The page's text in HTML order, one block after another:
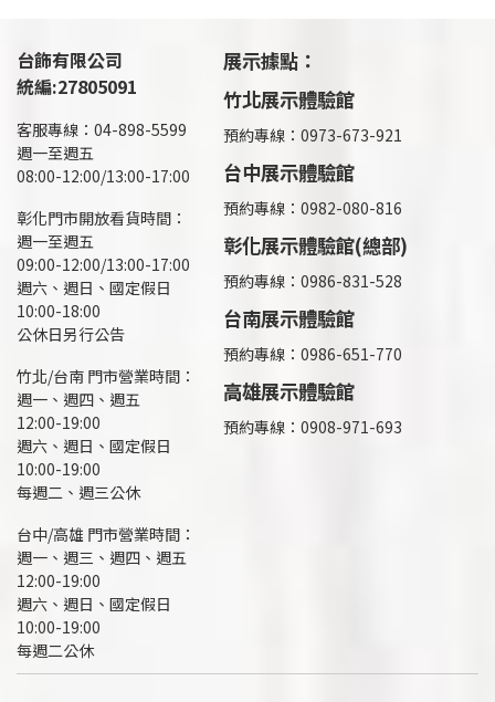
台飾有限公司
統編:27805091
客服專線：04-898-5599
週一至週五
08:00-12:00/13:00-17:00
彰化門市開放看貨時間：
週一至週五
09:00-12:00/13:00-17:00
週六、週日、國定假日
10:00-18:00
公休日另行公告
竹北/台南 門市營業時間：
週一、週四、週五
12:00-19:00
週六、週日、國定假日
10:00-19:00
每週二、週三公休
台中/高雄 門市營業時間：
週一、週三、週四、週五
12:00-19:00
週六、週日、國定假日
10:00-19:00
每週二公休
展示據點：
竹北展示體驗館
預約專線：0973-673-921
台中展示體驗館
預約專線：0982-080-816
彰化展示體驗館(總部)
預約專線： 0986-831-528
台南展示體驗館
預約專線：0986-651-770
高雄展示體驗館
預約專線： 0908-971-693